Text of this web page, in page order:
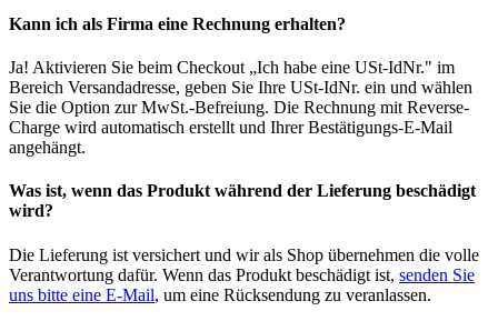
Kann ich als Firma eine Rechnung erhalten?
Ja! Aktivieren Sie beim Checkout „Ich habe eine USt-IdNr." im
Bereich Versandadresse, geben Sie Ihre USt-IdNr. ein und wählen
Sie die Option zur MwSt.-Befreiung. Die Rechnung mit Reverse-
Charge wird automatisch erstellt und Ihrer Bestätigungs-E-Mail
angehängt.
Was ist, wenn das Produkt während der Lieferung beschädigt
wird?
Die Lieferung ist versichert und wir als Shop übernehmen die volle
Verantwortung dafür. Wenn das Produkt beschädigt ist, senden Sie
uns bitte eine E-Mail, um eine Rücksendung zu veranlassen.